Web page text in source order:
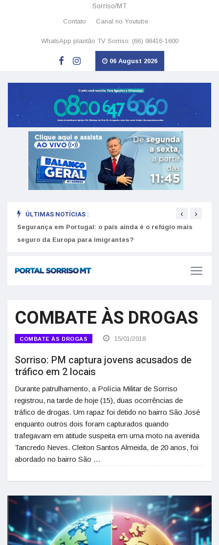
Sorriso/MT
Contato Canal no Youtube
WhatsApp plantão TV Sorriso: (66) 98416-1600
06 August 2026
ÚLTIMAS NOTÍCIAS :
Segurança em Portugal: o país ainda é o refúgio mais
seguro da Europa para imigrantes?
‹ ›
COMBATE ÀS DROGAS
COMBATE ÀS DROGAS 15/01/2018
Sorriso: PM captura jovens acusados de
tráfico em 2 locais
Durante patrulhamento, a Polícia Militar de Sorriso
registrou, na tarde de hoje (15), duas ocorrências de
tráfico de drogas. Um rapaz foi detido no bairro São José
enquanto outros dois foram capturados quando
trafegavam em atitude suspeita em uma moto na avenida
Tancredo Neves. Cleiton Santos Almeida, de 20 anos, foi
abordado no bairro São …